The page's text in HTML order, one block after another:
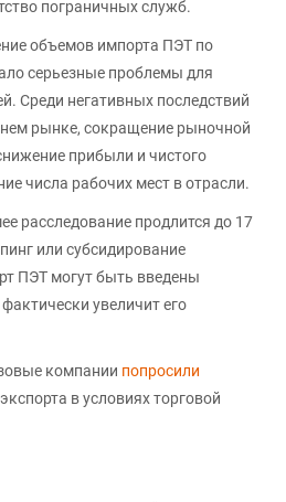
пограничных служб.
объемов импорта ПЭТ по
серьезные проблемы для
Среди негативных последствий
рынке, сокращение рыночной
прибыли и чистого
числа рабочих мест в отрасли.
расследование продлится до 17
или субсидирование
ПЭТ могут быть введены
увеличит его
компании попросили
в условиях торговой